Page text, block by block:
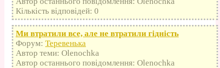
Кількість відповідей: 0
Ми втратили все, але не втратили гідність
Форум: Теревенька
Автор теми: Olenochka
Автор останнього повідомлення: Olenochka